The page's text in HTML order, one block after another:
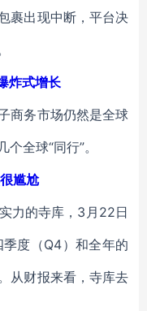
裹出现中断，平台决
炸式增长
商务市场仍然是全球
全球“同行”。
尴尬
力的寺库，3月22日
度（Q4）和全年的
从财报来看，寺库去